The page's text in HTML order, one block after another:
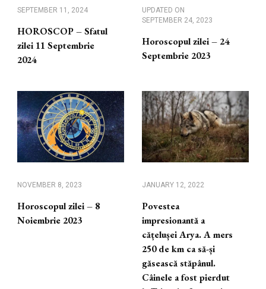
SEPTEMBER 11, 2024
HOROSCOP – Sfatul
zilei 11 Septembrie
2024
UPDATED ON
SEPTEMBER 24, 2023
Horoscopul zilei – 24
Septembrie 2023
NOVEMBER 8, 2023
Horoscopul zilei – 8
Noiembrie 2023
JANUARY 12, 2022
Povestea
impresionantă a
cățelușei Arya. A mers
250 de km ca să-și
găsească stăpânul.
Câinele a fost pierdut